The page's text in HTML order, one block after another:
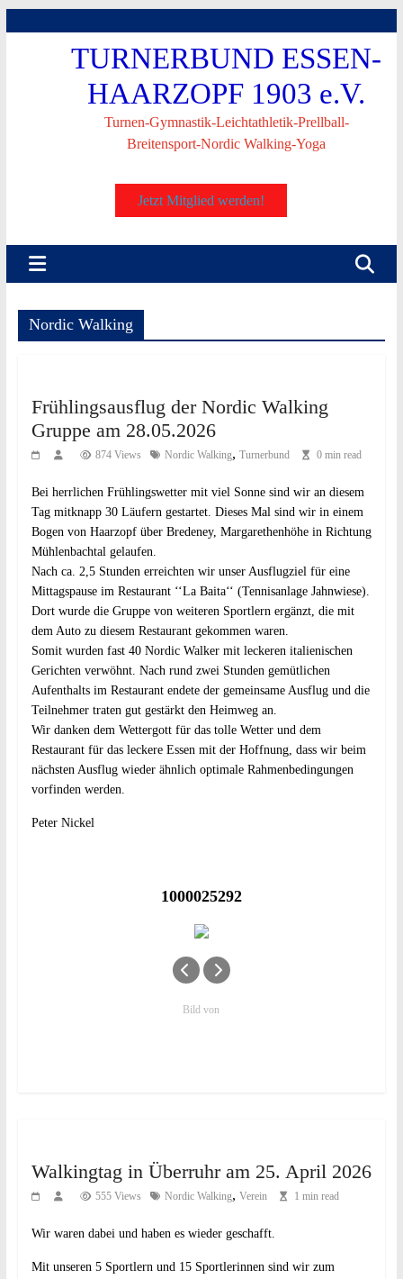
TURNERBUND ESSEN-
HAARZOPF 1903 e.V.
Turnen-Gymnastik-Leichtathletik-Prellball-
Breitensport-Nordic Walking-Yoga
Jetzt Mitglied werden!
Nordic Walking
Frühlingsausflug der Nordic Walking
Gruppe am 28.05.2026
874 Views Nordic Walking, Turnerbund 0 min read
Bei herrlichen Frühlingswetter mit viel Sonne sind wir an diesem
Tag mitknapp 30 Läufern gestartet. Dieses Mal sind wir in einem
Bogen von Haarzopf über Bredeney, Margarethenhöhe in Richtung
Mühlenbachtal gelaufen.
Nach ca. 2,5 Stunden erreichten wir unser Ausflugziel für eine
Mittagspause im Restaurant ‘‘La Baita‘‘ (Tennisanlage Jahnwiese).
Dort wurde die Gruppe von weiteren Sportlern ergänzt, die mit
dem Auto zu diesem Restaurant gekommen waren.
Somit wurden fast 40 Nordic Walker mit leckeren italienischen
Gerichten verwöhnt. Nach rund zwei Stunden gemütlichen
Aufenthalts im Restaurant endete der gemeinsame Ausflug und die
Teilnehmer traten gut gestärkt den Heimweg an.
Wir danken dem Wettergott für das tolle Wetter und dem
Restaurant für das leckere Essen mit der Hoffnung, dass wir beim
nächsten Ausflug wieder ähnlich optimale Rahmenbedingungen
vorfinden werden.
Peter Nickel
1000025292
Bild von
Walkingtag in Überruhr am 25. April 2026
555 Views Nordic Walking, Verein 1 min read
Wir waren dabei und haben es wieder geschafft.
Mit unseren 5 Sportlern und 15 Sportlerinnen sind wir zum